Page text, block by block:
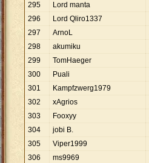
295
Lord manta
296
Lord Qliro1337
297
ArnoL
298
akumiku
299
TomHaeger
300
Puali
301
Kampfzwerg1979
302
xAgrios
303
Fooxyy
304
jobi B.
305
Viper1999
306
ms9969